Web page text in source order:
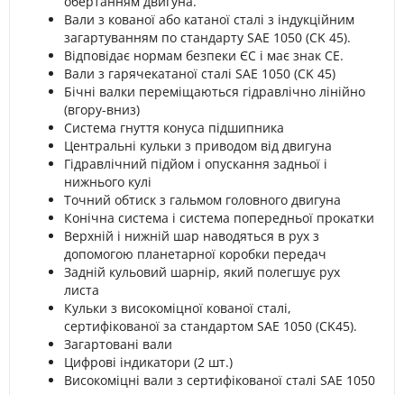
Вали з кованої або катаної сталі з індукційним
загартуванням по стандарту SAE 1050 (CK 45).
Відповідає нормам безпеки ЄС і має знак CE.
Вали з гарячекатаної сталі SAE 1050 (CK 45)
Бічні валки переміщаються гідравлічно лінійно
(вгору-вниз)
Система гнуття конуса підшипника
Центральні кульки з приводом від двигуна
Гідравлічний підйом і опускання задньої і
нижнього кулі
Точний обтиск з гальмом головного двигуна
Конічна система і система попередньої прокатки
Верхній і нижній шар наводяться в рух з
допомогою планетарної коробки передач
Задній кульовий шарнір, який полегшує рух
листа
Кульки з високоміцної кованої сталі,
сертифікованої за стандартом SAE 1050 (CK45).
Загартовані вали
Цифрові індикатори (2 шт.)
Високоміцні вали з сертифікованої сталі SAE 1050